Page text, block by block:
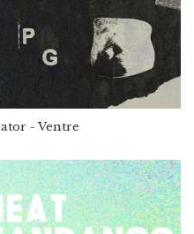
- Ventre